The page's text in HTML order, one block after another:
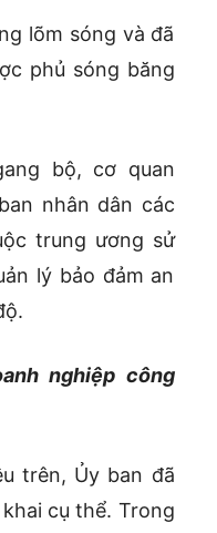
lõm sóng và đã
phủ sóng băng
bộ, cơ quan
nhân dân các
trung ương sử
lý bảo đảm an
nghiệp công
trên, Ủy ban đã
cụ thể. Trong